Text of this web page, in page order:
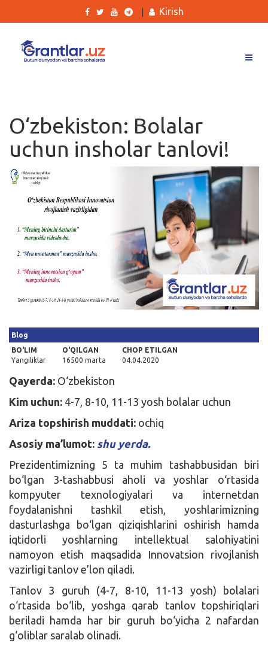
Ishlar
Kurslar
Blog
Yana
Kirish
Kirish
O‘zbekiston: Bolalar
uchun insholar tanlovi!
Blog
BO'LIM
Yangiliklar
O'QILGAN
16500 marta
CHOP ETILGAN
04.04.2020
Qayerda: O‘zbekiston
Kim uchun: 4-7, 8-10, 11-13 yosh bolalar uchun
Ariza topshirish muddati: ochiq
Asosiy ma’lumot: shu yerda.
Prezidentimizning 5 ta muhim tashabbusidan biri
bo‘lgan 3-tashabbusi aholi va yoshlar o‘rtasida
kompyuter texnologiyalari va internetdan
foydalanishni tashkil etish, yoshlarimizning
dasturlashga bo‘lgan qiziqishlarini oshirish hamda
iqtidorli yoshlarning intellektual salohiyatini
namoyon etish maqsadida Innovatsion rivojlanish
vazirligi tanlov e’lon qiladi.
Tanlov 3 guruh (4-7, 8-10, 11-13 yosh) bolalari
o‘rtasida bo‘lib, yoshga qarab tanlov topshiriqlari
beriladi hamda har bir guruh bo‘yicha 2 nafardan
g‘oliblar saralab olinadi.